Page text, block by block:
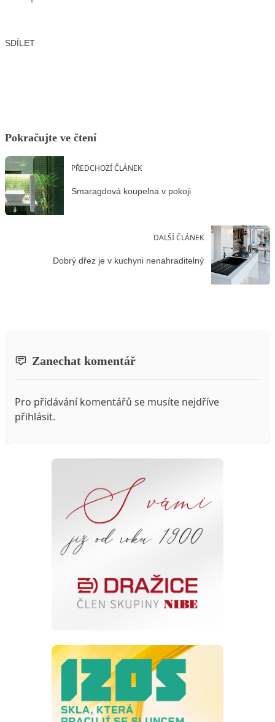
SDÍLET
Pokračujte ve čtení
PŘEDCHOZÍ ČLÁNEK
Smaragdová koupelna v pokoji
DALŠÍ ČLÁNEK
Dobrý dřez je v kuchyni nenahraditelný
Zanechat komentář
Pro přidávání komentářů se musíte nejdříve
přihlásit.